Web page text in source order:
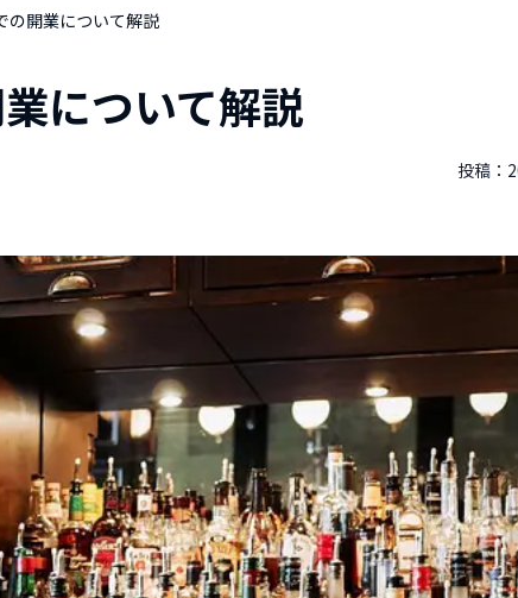
の開業について解説
について解説
投稿：